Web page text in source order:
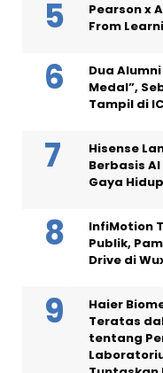
Pearson x
From
Dua
Medal”,
Tampil di
Hisense
Berbasis
Gaya
InfiMotion
Publik,
Drive di
Haier
Teratas
tentang